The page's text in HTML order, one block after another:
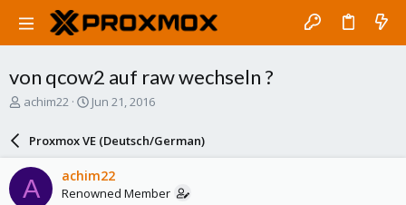
von qcow2 auf raw wechseln ?
T
a
d
s
achim22
S
a
r
d
a
Jun 21, 2016
Proxmox VE (Deutsch/German)
A achim22
Renowned Member